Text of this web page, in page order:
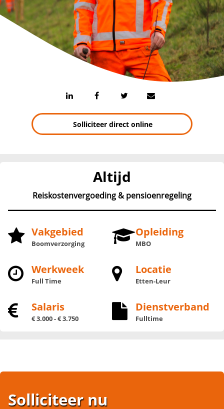
Solliciteer direct online
Altijd
Reiskostenvergoeding & pensioenregeling
Vakgebied
Boomverzorging
Opleiding
MBO
Werkweek
Full Time
Locatie
Etten-Leur
Salaris
€ 3.000 - € 3.750
Dienstverband
Fulltime
Solliciteer nu